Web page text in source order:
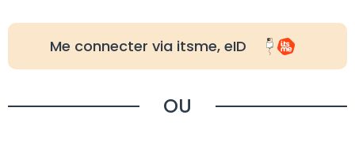
Me connecter via itsme, eID
OU